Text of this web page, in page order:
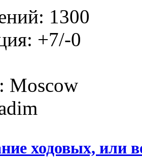
1300
+7/-0
Moscow
ходовых, или